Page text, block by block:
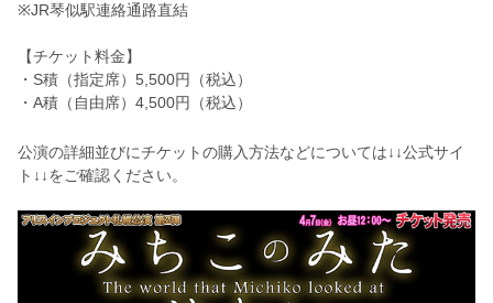
※JR琴似駅連絡通路直結
【チケット料金】
・S積（指定席）5,500円（税込）
・A積（自由席）4,500円（税込）
公演の詳細並びにチケットの購入方法などについては↓↓公式サイ
ト↓↓をご確認ください。